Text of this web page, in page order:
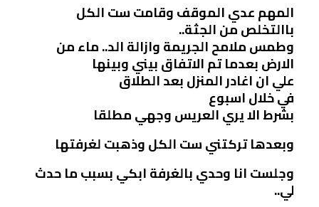
المهم عدي الموقف وقامت ست الكل
باالتخلص من الجثة..
وطمس ملامح الجريمة وازالة الد.. ماء من
الارض بعدما تم الاتفاق بيني وبينها
علي ان اغادر المنزل بعد الطلاق
في خلال اسبوع
بشرط الا يري العريس وجهي مطلقا
وبعدها تركتني ست الكل وذهبت لغرفتها
وجلست انا وحدي بالغرفة ابكي بسبب ما حدث
لي..